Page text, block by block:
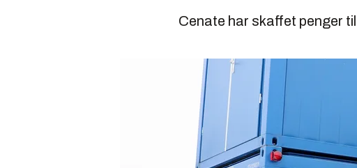
Cenate har skaffet penger